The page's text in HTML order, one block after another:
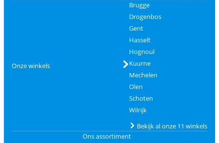
Onze winkels
Brugge
Drogenbos
Gent
Hasselt
Hognoul
Kuurne
Mechelen
Olen
Schoten
Wilrijk
Bekijk al onze 11 winkels
Ons assortiment